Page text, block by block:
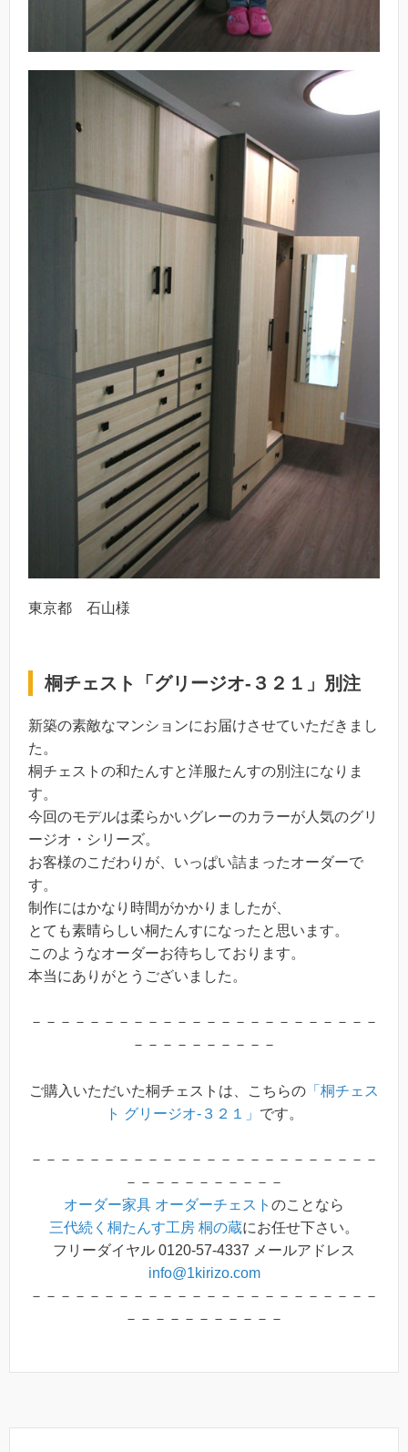
東京都 石山様
桐チェスト「グリージオ-３２１」別注
新築の素敵なマンションにお届けさせていただきまし
た。
桐チェストの和たんすと洋服たんすの別注になりま
す。
今回のモデルは柔らかいグレーのカラーが人気のグリ
ージオ・シリーズ。
お客様のこだわりが、いっぱい詰まったオーダーで
す。
制作にはかなり時間がかかりましたが、
とても素晴らしい桐たんすになったと思います。
このようなオーダーお待ちしております。
本当にありがとうございました。
－－－－－－－－－－－－－－－－－－－－－－－－
－－－－－－－－－－
ご購入いただいた桐チェストは、こちらの 「桐チェス
ト グリージオ-３２１」 です。
－－－－－－－－－－－－－－－－－－－－－－－－
－－－－－－－－－－－
オーダー家具 オーダーチェスト のことなら
三代続く桐たんす工房 桐の蔵にお任せ下さい。
フリーダイヤル 0120-57-4337 メールアドレス
info@1kirizo.com
－－－－－－－－－－－－－－－－－－－－－－－－
－－－－－－－－－－－